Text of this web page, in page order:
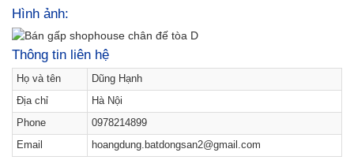
Hình ảnh:
Thông tin liên hệ
Họ và tên
Dũng Hạnh
Địa chỉ
Hà Nội
Phone
0978214899
Email
hoangdung.batdongsan2@gmail.com